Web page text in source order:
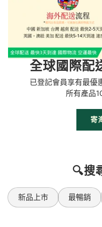
全球國際配
已登記會員享有最優
所有產品
寄
🔍搜
新品上市 最暢銷